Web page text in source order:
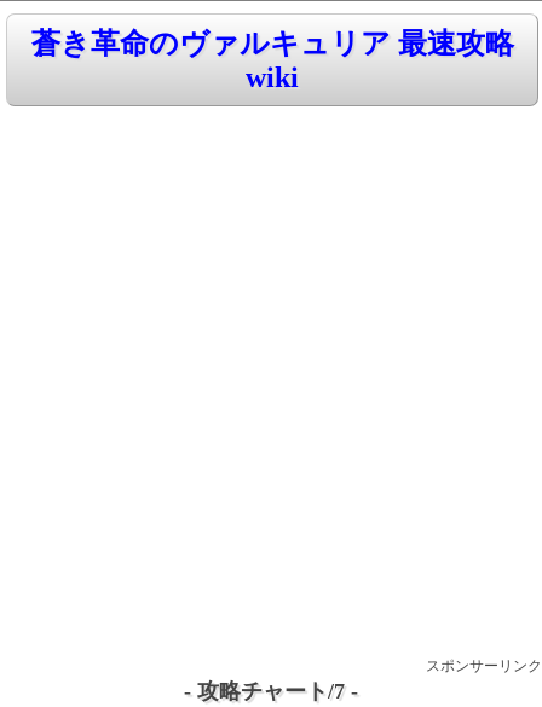
蒼き革命のヴァルキュリア 最速攻略
wiki
スポンサーリンク
- 攻略チャート/7 -